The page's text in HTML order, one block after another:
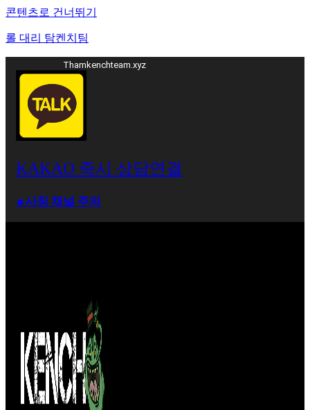
콘텐츠로 건너뛰기
롤 대리 탐켄치팀
Thamkenchteam.xyz
KAKAO 즉시 상담연결
⁕사칭 채널 주의